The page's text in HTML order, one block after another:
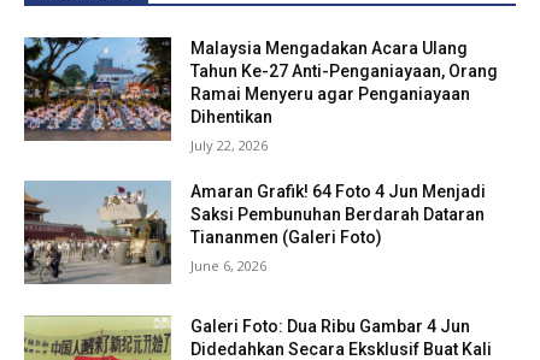
Malaysia Mengadakan Acara Ulang
Tahun Ke-27 Anti-Penganiayaan, Orang
Ramai Menyeru agar Penganiayaan
Dihentikan
July 22, 2026
Amaran Grafik! 64 Foto 4 Jun Menjadi
Saksi Pembunuhan Berdarah Dataran
Tiananmen (Galeri Foto)
June 6, 2026
Galeri Foto: Dua Ribu Gambar 4 Jun
Didedahkan Secara Eksklusif Buat Kali